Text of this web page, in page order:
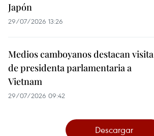
Japón
29/07/2026 13:26
Medios camboyanos destacan visita
de presidenta parlamentaria a
Vietnam
29/07/2026 09:42
Descargar